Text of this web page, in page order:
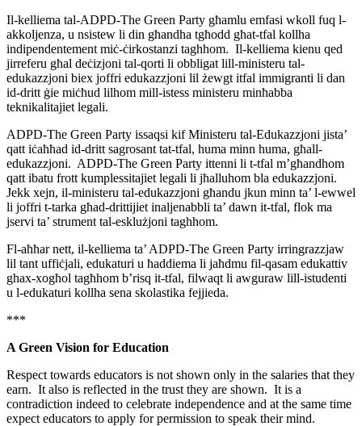
Il-kelliema tal-ADPD-The Green Party għamlu emfasi wkoll fuq l-
akkoljenza, u nsistew li din għandha tgħodd għat-tfal kollha
indipendentement miċ-ċirkostanzi taghhom. Il-kelliema kienu qed
jirreferu għal deċizjoni tal-qorti li obbligat lill-ministeru tal-
edukazzjoni biex joffri edukazzjoni lil żewgt itfal immigranti li dan
id-dritt ġie miċħud lilhom mill-istess ministeru minħabba
teknikalitajiet legali.
ADPD-The Green Party issaqsi kif Ministeru tal-Edukazzjoni jista’
qatt iċaħħad id-dritt sagrosant tat-tfal, huma minn huma, għall-
edukazzjoni. ADPD-The Green Party ittenni li t-tfal m’għandhom
qatt ibatu frott kumplessitajiet legali li jħalluhom bla edukazzjoni.
Jekk xejn, il-ministeru tal-edukazzjoni għandu jkun minn ta’ l-ewwel
li joffri t-tarka għad-drittijiet inaljenabbli ta’ dawn it-tfal, flok ma
jservi ta’ strument tal-esklużjoni taghhom.
Fl-aħħar nett, il-kelliema ta’ ADPD-The Green Party irringrazzjaw
lil tant uffiċjali, edukaturi u ħaddiema li jaħdmu fil-qasam edukattiv
ghax-xogħol tagħhom b’risq it-tfal, filwaqt li awguraw lill-istudenti
u l-edukaturi kollha sena skolastika fejjieda.
***
A Green Vision for Education
Respect towards educators is not shown only in the salaries that they
earn. It also is reflected in the trust they are shown. It is a
contradiction indeed to celebrate independence and at the same time
expect educators to apply for permission to speak their mind.